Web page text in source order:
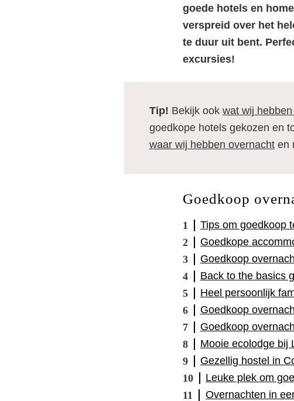
goede hotels en
verspreid over het
te duur uit bent.
excursies!
Tip! Bekijk ook wat wij
goedkope hotels gekozen en
waar wij hebben overnachten
Goedkoop
Tips om goedkoop
Goedkope
Goedkoop
Back to the basics
Heel persoonlijk
Goedkoop
Goedkoop
Mooie ecolodge bij
Gezellig hostel in
Leuke plek om
Overnachten in